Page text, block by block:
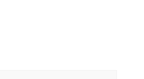
İçin Doğrulayıcı